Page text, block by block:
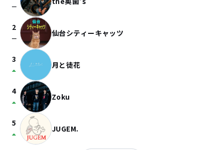
check_indeterminate_small
2
check_indeterminate_small 仙台シティーキャッツ
3
arrow_drop_up 月と徒花
4
arrow_drop_up Zoku
5
arrow_drop_up JUGEM.